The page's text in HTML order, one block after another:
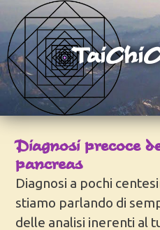
Diagnosi precoce
pancreas
Diagnosi a pochi
stiamo parlando di
delle analisi inerenti al